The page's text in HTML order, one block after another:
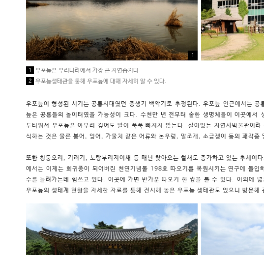
1
1 우포늪은 우리나라에서 가장 큰 자연습지다.
2 우포늪생태관을 통해 우포늪에 대해 자세히 알 수 있다.
우포늪이 형성된 시기는 공룡시대였던 중생기 백악기로 추정된다. 우포늪 인근에서는
늪은 공룡들의 놀이터였을 가능성이 크다. 수천만 년 전부터 숱한 생명체들이 이곳에서
두터워서 우포늪은 아무리 깊어도 발이 푹푹 빠지지 않는다. 살아있는 자연사박물관이
식하는 것은 물론 붕어, 잉어, 가물치 같은 어류와 논우렁, 말조개, 소금쟁이 등의 패각종
또한 청둥오리, 기러기, 노랑부리저어새 등 매년 찾아오는 철새도 증가하고 있는 추세이
에서는 이제는 희귀종이 되어버린 천연기념물 198호 따오기를 복원시키는 연구에 돌입
수를 늘려가는데 힘쓰고 있다. 이곳에 가면 반가운 따오기 한 쌍을 볼 수 있다. 이외에
우포늪의 생태계 현황을 자세한 자료를 통해 전시해 놓은 우포늪 생태관도 있으니 방문해